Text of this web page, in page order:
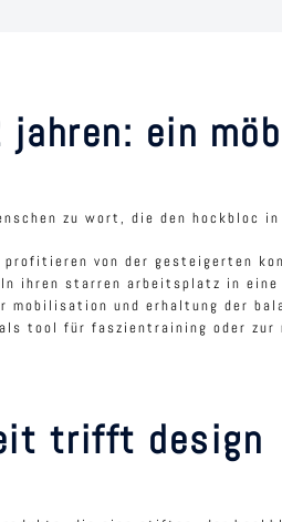
ein
zu wort, die den hockbloc
profitieren von der gesteigerten
ihren starren arbeitsplatz in eine
mobilisation und erhaltung der
tool für faszientraining oder zur
trifft design